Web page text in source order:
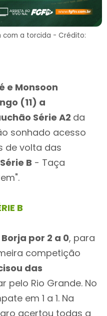
com a torcida - Crédito:
e Monsoon
(11) a
Série A2 da
sonhado acesso
de volta das
B - Taça
B
por 2 a 0, para
competição
das
pelo Rio Grande. No
em 1 a 1. Na
acertou todas a